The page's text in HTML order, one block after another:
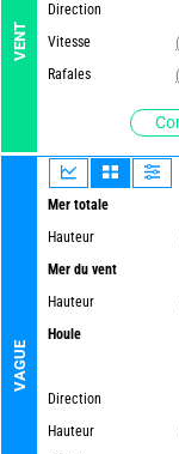
VENT
Direction
Vitesse
Rafales
VAGUE
Mer totale
Hauteur
Mer du vent
Hauteur
Houle
Direction
Hauteur